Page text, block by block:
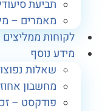
תביעת סיעודי
מאמרים – מימוש
ממליצים
נוסף
שאלות נפוצות
מחשבון אחוזי נכות
פודקסט – זכויות